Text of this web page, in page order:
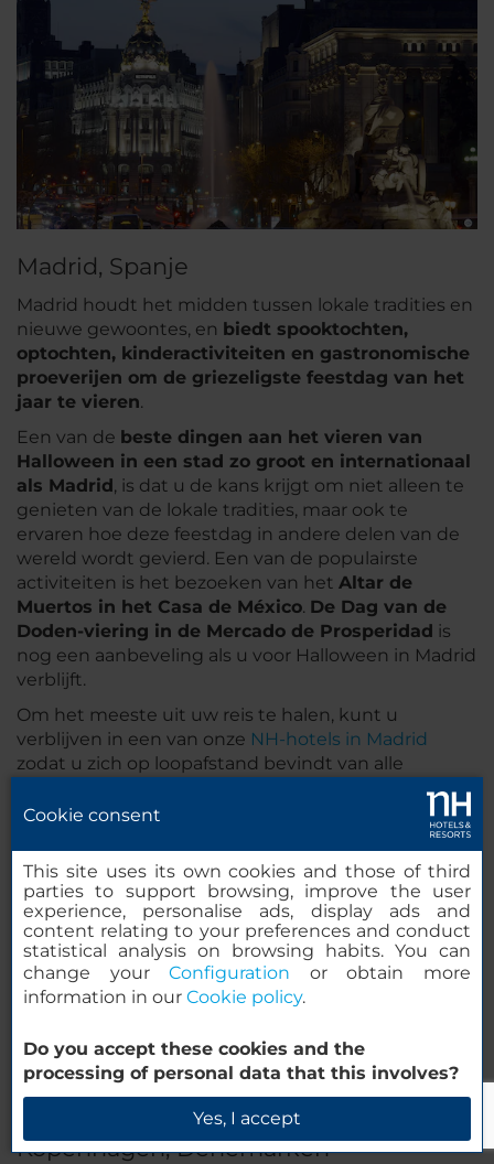
Madrid, Spanje
Madrid houdt het midden tussen lokale tradities en
nieuwe gewoontes, en biedt spooktochten,
optochten, kinderactiviteiten en gastronomische
proeverijen om de griezeligste feestdag van het
jaar te vieren.
Een van de beste dingen aan het vieren van
Halloween in een stad zo groot en internationaal
als Madrid, is dat u de kans krijgt om niet alleen te
genieten van de lokale tradities, maar ook te
ervaren hoe deze feestdag in andere delen van de
wereld wordt gevierd. Een van de populairste
activiteiten is het bezoeken van het Altar de
Muertos in het Casa de México. De Dag van de
Doden-viering in de Mercado de Prosperidad is
nog een aanbeveling als u voor Halloween in Madrid
verblijft.
Om het meeste uit uw reis te halen, kunt u
verblijven in een van onze NH-hotels in Madrid
zodat u zich op loopafstand bevindt van alle
georganiseerd.
Kopenhagen, Denemarken
Cookie consent
This site uses its own cookies and those of third
parties to support browsing, improve the user
experience, personalise ads, display ads and
content relating to your preferences and conduct
statistical analysis on browsing habits. You can
change yourConfiguration or obtain more
information in our Cookie policy.
Do you accept these cookies and the
processing of personal data that this involves?
Yes, I accept